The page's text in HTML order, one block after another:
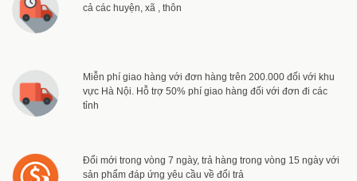
cả các huyện, xã , thôn
Miễn phí giao hàng với đơn hàng trên 200.000 đối với khu
vực Hà Nội. Hỗ trợ 50% phí giao hàng đối với đơn đi các
tỉnh
Đổi mới trong vòng 7 ngày, trả hàng trong vòng 15 ngày với
sản phẩm đáp ứng yêu cầu về đổi trả